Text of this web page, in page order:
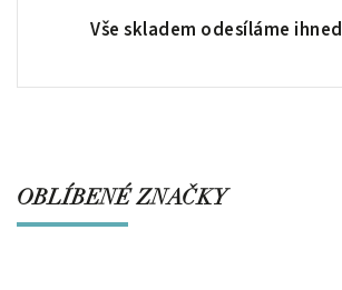
Vše skladem odesíláme ihned
OBLÍBENÉ ZNAČKY